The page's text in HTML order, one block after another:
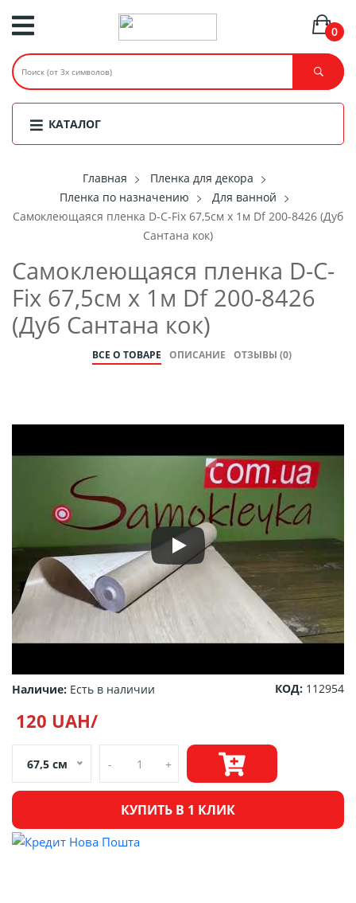
0
КАТАЛОГ
Главная
Пленка для декора
Пленка по назначению
Для ванной
Самоклеющаяся пленка D-C-Fix 67,5см х 1м Df 200-8426 (Дуб
Сантана кок)
Самоклеющаяся пленка D-C-
Fix 67,5см х 1м Df 200-8426
(Дуб Сантана кок)
ВСЕ О ТОВАРЕ ОПИСАНИЕ ОТЗЫВЫ (0)
Наличие: Есть в наличии КОД: 112954
120 UAH/
67,5 см - +
КУПИТЬ В 1 КЛИК